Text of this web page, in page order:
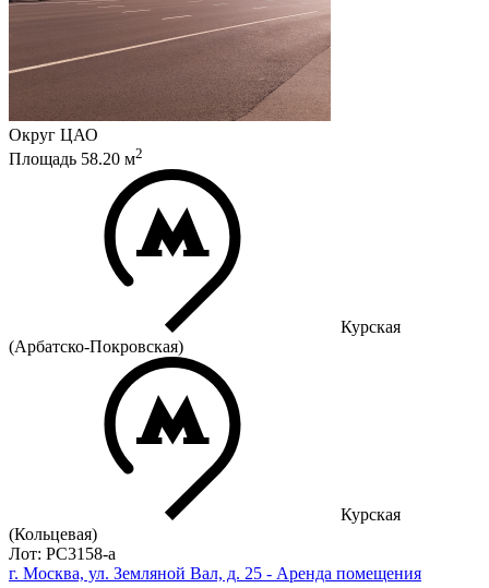
Округ ЦАО
Площадь 58.20 м2
Курская
(Арбатско-Покровская)
Курская
(Кольцевая)
Лот: РС3158-a
г. Москва, ул. Земляной Вал, д. 25 - Аренда помещения